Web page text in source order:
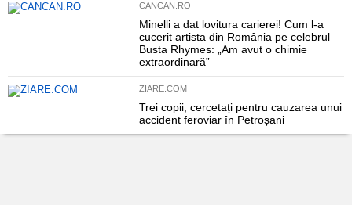
CANCAN.RO
Minelli a dat lovitura carierei! Cum l-a
cucerit artista din România pe celebrul
Busta Rhymes: „Am avut o chimie
extraordinară”
ZIARE.COM
Trei copii, cercetați pentru cauzarea unui
accident feroviar în Petroșani